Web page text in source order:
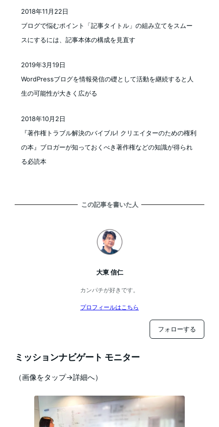
ブログで悩むポイント「記事タイトル」の組み立てをスムー
スにするには、記事本体の構成を見直す
2018年11月22日
WordPressブログを情報発信の礎として活動を継続すると人
生の可能性が大きく広がる
2019年3月19日
『著作権トラブル解決のバイブル! クリエイターのための権利
の本』ブロガーが知っておくべき著作権などの知識が得られ
る必読本
2018年10月2日
この記事を書いた人
大東 信仁
カンパチが好きです。
プロフィールはこちら
フォローする
ミッションナビゲート モニター
（画像をタップ→詳細へ）